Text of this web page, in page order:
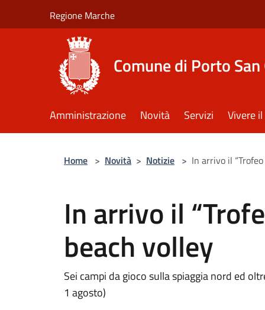
Regione Marche
Comune di Porto
Amministrazione Novità Servizi Vivere
Home > Novità > Notizie > In arrivo il
In arrivo il
beach volley
Sei campi da gioco sulla spiaggia nord ed
1 agosto)